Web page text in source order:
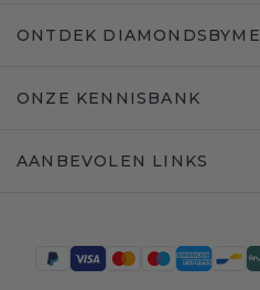
ONTDEK DIAMONDSBYME
ONZE KENNISBANK
AANBEVOLEN LINKS